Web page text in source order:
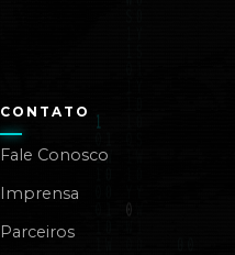
CONTATO
Fale Conosco
Imprensa
Parceiros